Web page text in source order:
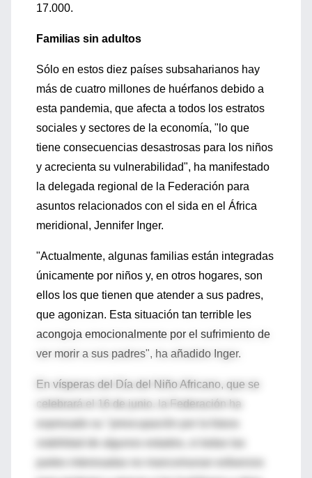
17.000.
Familias sin adultos
Sólo en estos diez países subsaharianos hay
más de cuatro millones de huérfanos debido a
esta pandemia, que afecta a todos los estratos
sociales y sectores de la economía, "lo que
tiene consecuencias desastrosas para los niños
y acrecienta su vulnerabilidad", ha manifestado
la delegada regional de la Federación para
asuntos relacionados con el sida en el África
meridional, Jennifer Inger.
"Actualmente, algunas familias están integradas
únicamente por niños y, en otros hogares, son
ellos los que tienen que atender a sus padres,
que agonizan. Esta situación tan terrible les
acongoja emocionalmente por el sufrimiento de
ver morir a sus padres", ha añadido Inger.
En vísperas del Día del Niño Africano, que se
celebrará el 16 de junio, la Federación ha
expresado su "preocupación por la futura
viabilidad de algunos estados, si todas las